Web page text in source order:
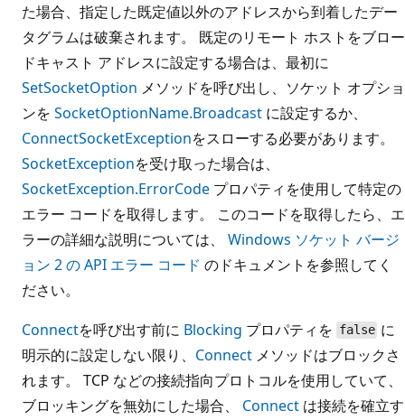
た場合、指定した既定値以外のアドレスから到着したデー
タグラムは破棄されます。 既定のリモート ホストをブロー
ドキャスト アドレスに設定する場合は、最初に
SetSocketOption メソッドを呼び出し、ソケット オプショ
ンを SocketOptionName.Broadcast に設定するか、
ConnectSocketExceptionをスローする必要があります。
SocketExceptionを受け取った場合は、
SocketException.ErrorCode プロパティを使用して特定の
エラー コードを取得します。 このコードを取得したら、エ
ラーの詳細な説明については、 Windows ソケット バージ
ョン 2 の API エラー コード のドキュメントを参照してく
ださい。
Connectを呼び出す前に Blocking プロパティを false に
明示的に設定しない限り、 Connect メソッドはブロックさ
れます。 TCP などの接続指向プロトコルを使用していて、
ブロッキングを無効にした場合、 Connect は接続を確立す